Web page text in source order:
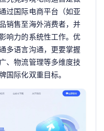
过国际电商平台（如亚
销售至海外消费者，并
响力的系统性工作。优
多语言沟通，更要掌握
、物流管理等多维度技
国际化双重目标。